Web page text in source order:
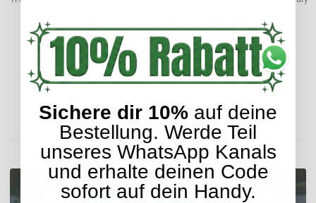
ab34,66 €*
Lieferzeit: ca. 5-7 Werktage
ENTDECKEN SIE UNSER SORTIMENT
Sichere dir 10% auf deine
Bestellung. Werde Teil
unseres WhatsApp Kanals
und erhalte deinen Code
sofort auf dein Handy.